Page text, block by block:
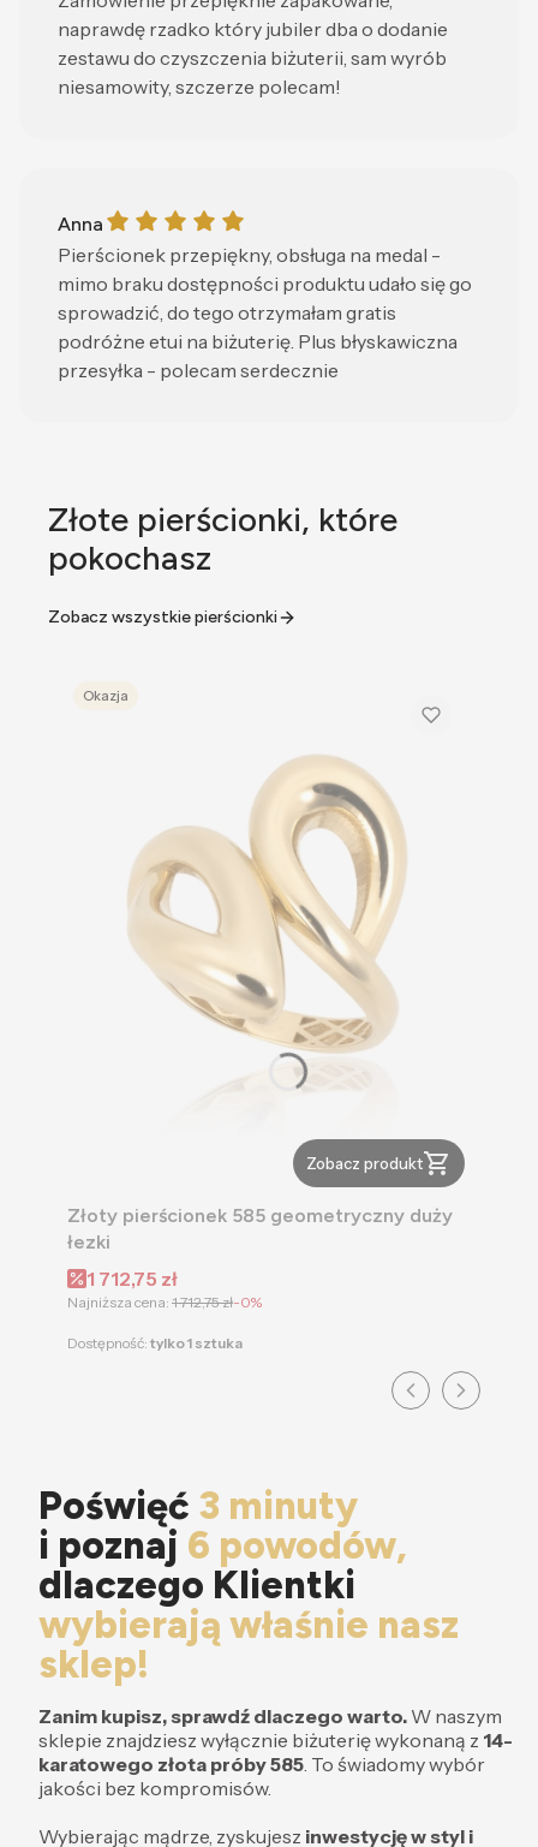
naprawdę rzadko który jubiler dba o dodanie
zestawu do czyszczenia biżuterii, sam wyrób
niesamowity, szczerze polecam!
Anna
Anna gave a rating of: 5
Pierścionek przepiękny, obsługa na medal -
mimo braku dostępności produktu udało się go
sprowadzić, do tego otrzymałam gratis
podróżne etui na biżuterię. Plus błyskawiczna
przesyłka - polecam serdecznie
Złote pierścionki, które
pokochasz
Zobacz wszystkie pierścionki
Okazja
Zobacz produkt
Złoty pierścionek 585 geometryczny duży
łezki
Cena promocyjna
1 712,75 zł
Najniższa cena: 1 712,75 zł-0%
Dostępność: tylko 1 sztuka
Poświęć 3 minuty
i poznaj 6 powodów,
dlaczego Klientki
wybierają właśnie nasz
sklep!
Zanim kupisz, sprawdź dlaczego warto. W naszym
sklepie znajdziesz wyłącznie biżuterię wykonaną z 14-
karatowego złota próby 585. To świadomy wybór
jakości bez kompromisów.
Wybierając mądrze, zyskujesz inwestycję w styl i